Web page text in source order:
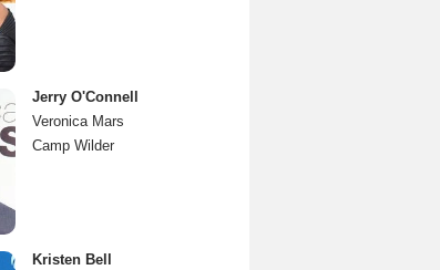
Jerry O'Connell
Veronica Mars
Camp Wilder
Kristen Bell